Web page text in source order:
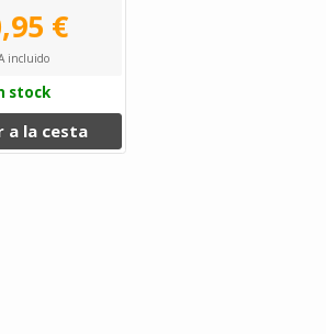
€
incluido
stock
a la cesta